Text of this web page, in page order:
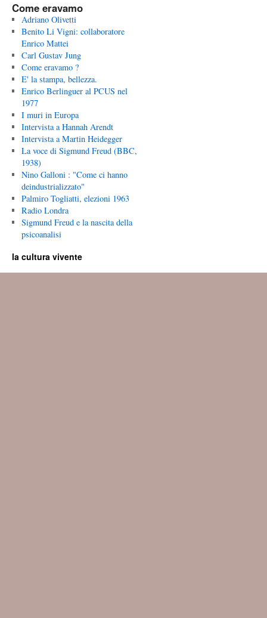
Come eravamo
Adriano Olivetti
Benito Li Vigni: collaboratore
Enrico Mattei
Carl Gustav Jung
Come eravamo ?
E' la stampa, bellezza.
Enrico Berlinguer al PCUS nel
1977
I muri in Europa
Intervista a Hannah Arendt
Intervista a Martin Heidegger
La voce di Sigmund Freud (BBC,
1938)
Nino Galloni : "Come ci hanno
deindustrializzato"
Palmiro Togliatti, elezioni 1963
Radio Londra
Sigmund Freud e la nascita della
psicoanalisi
la cultura vivente